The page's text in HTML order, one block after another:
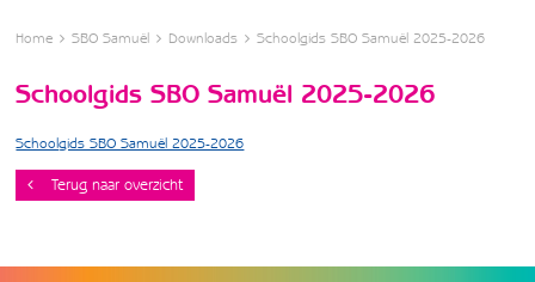
Home SBO Samuël Downloads Schoolgids SBO Samuël 2025-2026
Schoolgids SBO Samuël 2025-2026
Schoolgids SBO Samuël 2025-2026
Terug naar overzicht